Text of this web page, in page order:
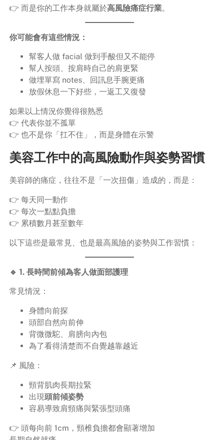
👉 而是你的工作本身就屬於高風險痛症行業。
你可能會有這些情況：
幫客人做 facial 做到手酸但又不能停
幫人按頭、按肩時自己的肩更緊
做埋單寫 notes、回訊息手腕更痛
放假休息一下好些，一返工又復發
如果以上情況你覺得很熟悉
👉 代表你並不孤單
👉 也不是你「扛不住」，而是身體在示警
美容工作中的高風險動作與姿勢習慣
美容師的痛症，往往不是「一次扭傷」造成的，而是：
👉 每天同一動作
👉 每次一點點負擔
👉 累積數月甚至數年
以下這些是最常見、也是最高風險的姿勢與工作習慣：
🔹 1. 長時間前傾為客人做面部護理
常見情況：
身體向前探
頭部自然向前伸
背微微駝、肩膀向內包
為了看得清楚而不自覺越靠越近
📌 風險：
頸背肌肉長期拉緊
出現頭前傾姿勢
容易導致肩頸痛與緊張型頭痛
👉 頭每向前 1cm，頸椎負擔都會顯著增加